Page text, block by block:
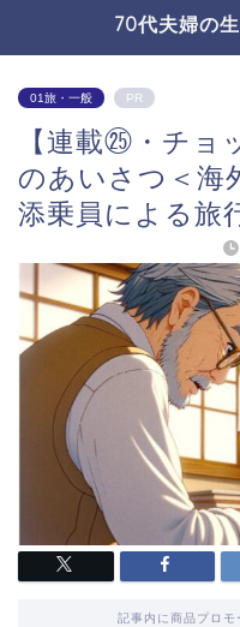
70代夫婦の
01旅・一般 PR
【連載㉕・チ
のあいさつ＜海
添乗員による旅
記事内に商品プロモ